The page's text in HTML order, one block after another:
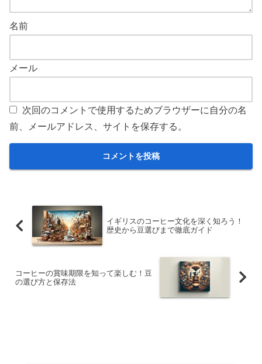
名前
メール
次回のコメントで使用するためブラウザーに自分の名
前、メールアドレス、サイトを保存する。
イギリスのコーヒー文化を深く知ろう！
歴史から豆選びまで徹底ガイド
コーヒーの賞味期限を知って楽しむ！豆
の選び方と保存法